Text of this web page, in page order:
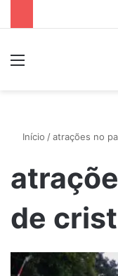
Início /atrações no
de